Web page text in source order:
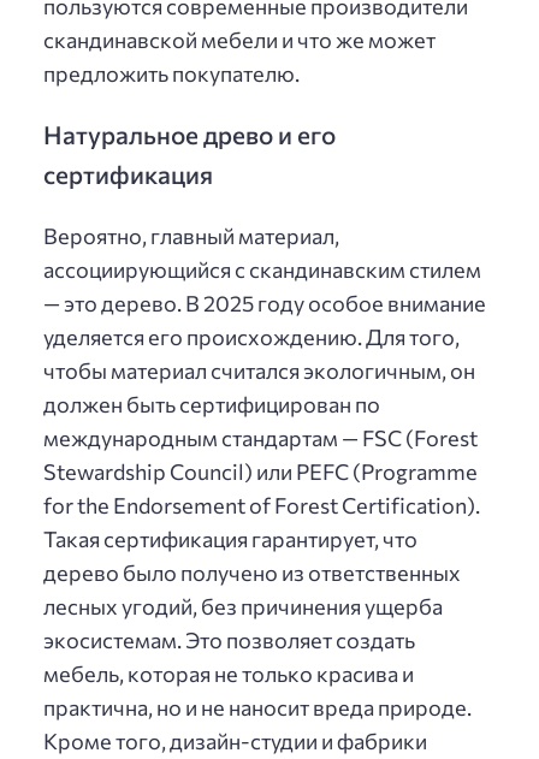
пользуются современные производители
скандинавской мебели и что же может
предложить покупателю.
Натуральное древо и его
сертификация
Вероятно, главный материал,
ассоциирующийся с скандинавским стилем
— это дерево. В 2025 году особое внимание
уделяется его происхождению. Для того,
чтобы материал считался экологичным, он
должен быть сертифицирован по
международным стандартам — FSC (Forest
Stewardship Council) или PEFC (Programme
for the Endorsement of Forest Certification).
Такая сертификация гарантирует, что
дерево было получено из ответственных
лесных угодий, без причинения ущерба
экосистемам. Это позволяет создать
мебель, которая не только красива и
практична, но и не наносит вреда природе.
Кроме того, дизайн-студии и фабрики